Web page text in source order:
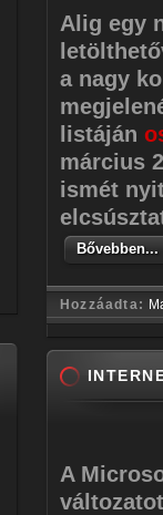
Alig egy
a nagy
listáján
március
ismét
Bővebben...
Hozzáadta:
A